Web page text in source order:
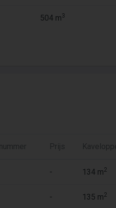
504 m3
Prijs
- 134 m2
- 135 m2